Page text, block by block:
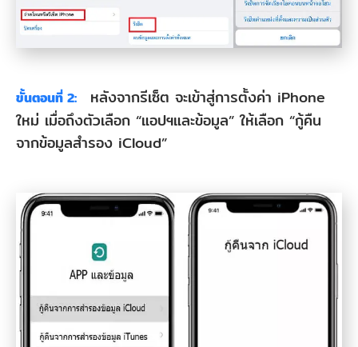
ขั้นตอนที่ 2:
หลังจากรีเซ็ต จะเข้าสู่การตั้งค่า iPhone
ใหม่ เมื่อถึงตัวเลือก “แอปฯและข้อมูล” ให้เลือก “กู้คืน
จากข้อมูลสำรอง iCloud”